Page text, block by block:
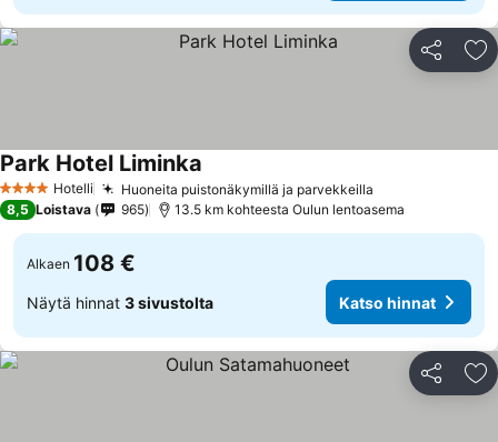
Jaa
4 Tähtiluokitus
Hotelli Huoneita puistonäkymillä ja parvekkeilla
Park Hotel Liminka
8,5 Loistava 965 13.5 km kohteesta Oulun lentoasema
Alkaen 108 €
Näytä hinnat 3 sivustolta Katso hinnat
Jaa